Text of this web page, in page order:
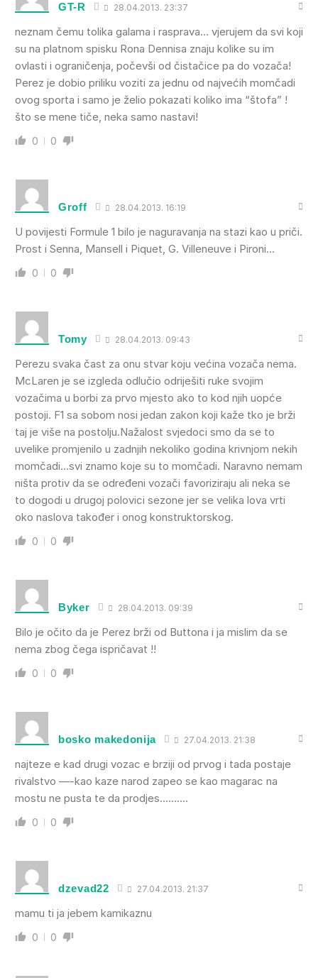
GT-R 28.04.2013. 23:37
neznam čemu tolika galama i rasprava… vjerujem da svi koji
su na platnom spisku Rona Dennisa znaju kolike su im
ovlasti i ograničenja, počevši od čistačice pa do vozača!
Perez je dobio priliku voziti za jednu od najvećih momčadi
ovog sporta i samo je želio pokazati koliko ima “štofa” !
što se mene tiče, neka samo nastavi!
0 0
Groff 28.04.2013. 16:19
U povijesti Formule 1 bilo je naguravanja na stazi kao u priči.
Prost i Senna, Mansell i Piquet, G. Villeneuve i Pironi…
0 0
Tomy 28.04.2013. 09:43
Perezu svaka čast za onu stvar koju većina vozača nema.
McLaren je se izgleda odlučio odriješiti ruke svojim
vozačima u borbi za prvo mjesto ako to kod njih uopće
postoji. F1 sa sobom nosi jedan zakon koji kaže tko je brži
taj je više na postolju.Nažalost svjedoci smo da se to
uvelike promjenilo u zadnjih nekoliko godina krivnjom nekih
momčadi…svi znamo koje su to momčadi. Naravno nemam
ništa protiv da se određeni vozači favoriziraju ali neka se
to dogodi u drugoj polovici sezone jer se velika lova vrti
oko naslova također i onog konstruktorskog.
0 0
Byker 28.04.2013. 09:39
Bilo je očito da je Perez brži od Buttona i ja mislim da se
nema zbog čega ispričavat !!
0 0
bosko makedonija 27.04.2013. 21:38
najteze e kad drugi vozac e brziji od prvog i tada postaje
rivalstvo —-kao kaze narod zapeo se kao magarac na
mostu ne pusta te da prodjes……….
0 0
dzevad22 27.04.2013. 21:37
mamu ti ja jebem kamikaznu
0 0